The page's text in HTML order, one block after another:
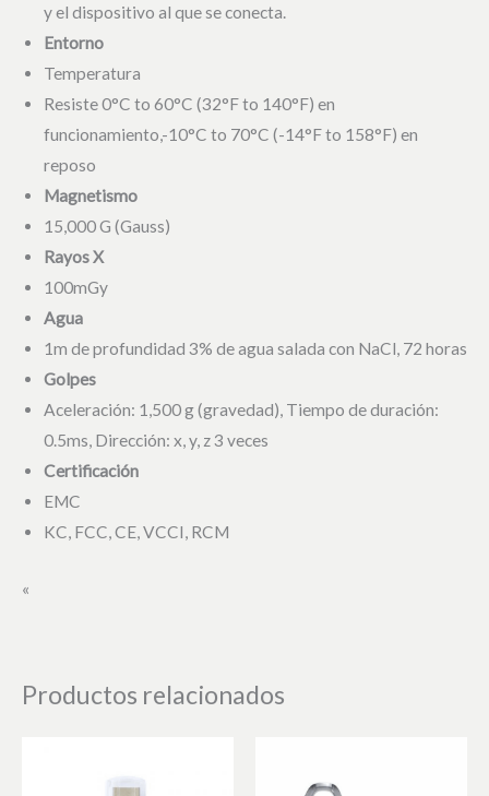
y el dispositivo al que se conecta.
Entorno
Temperatura
Resiste 0°C to 60°C (32°F to 140°F) en
funcionamiento,-10°C to 70°C (-14°F to 158°F) en
reposo
Magnetismo
15,000 G (Gauss)
Rayos X
100mGy
Agua
1m de profundidad 3% de agua salada con NaCl, 72 horas
Golpes
Aceleración: 1,500 g (gravedad), Tiempo de duración:
0.5ms, Dirección: x, y, z 3 veces
Certificación
EMC
KC, FCC, CE, VCCI, RCM
«
Productos relacionados